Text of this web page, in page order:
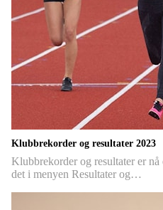
Klubbrekorder og resultater 2023
Klubbrekorder og resultater er
det i menyen Resultater og…